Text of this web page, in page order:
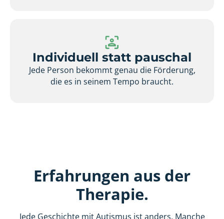
Individuell statt pauschal
Jede Person bekommt genau die Förderung,
die es in seinem Tempo braucht.
Erfahrungen aus der
Therapie.
Jede Geschichte mit Autismus ist anders. Manche